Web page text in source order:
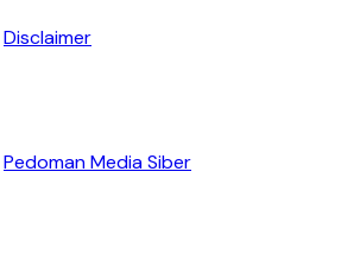
Disclaimer
Pedoman Media Siber